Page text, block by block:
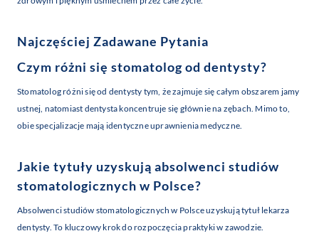
Najczęściej Zadawane Pytania
Czym różni się stomatolog od dentysty?
Stomatolog różni się od dentysty tym, że zajmuje się całym obszarem jamy
ustnej, natomiast dentysta koncentruje się głównie na zębach. Mimo to,
obie specjalizacje mają identyczne uprawnienia medyczne.
Jakie tytuły uzyskują absolwenci studiów
stomatologicznych w Polsce?
Absolwenci studiów stomatologicznych w Polsce uzyskują tytuł lekarza
dentysty. To kluczowy krok do rozpoczęcia praktyki w zawodzie.